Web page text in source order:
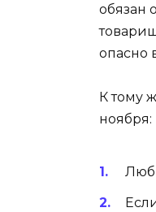
обязан
опасно
К тому
ноября: